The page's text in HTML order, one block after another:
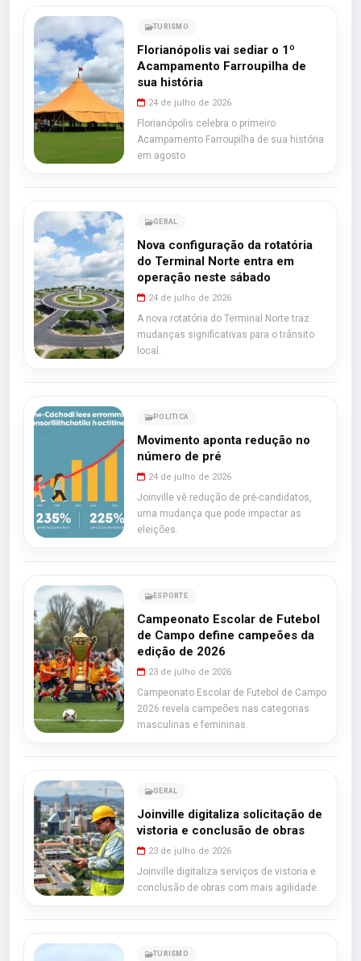
TURISMO
Florianópolis vai sediar o 1º
Acampamento Farroupilha de
sua história
24 de julho de 2026
Florianópolis celebra o primeiro
Acampamento Farroupilha de sua história
em agosto.
GERAL
Nova configuração da rotatória
do Terminal Norte entra em
operação neste sábado
24 de julho de 2026
A nova rotatória do Terminal Norte traz
mudanças significativas para o trânsito
local.
POLITICA
Movimento aponta redução no
número de pré
24 de julho de 2026
Joinville vê redução de pré-candidatos,
uma mudança que pode impactar as
eleições.
ESPORTE
Campeonato Escolar de Futebol
de Campo define campeões da
edição de 2026
23 de julho de 2026
Campeonato Escolar de Futebol de Campo
2026 revela campeões nas categorias
masculinas e femininas.
GERAL
Joinville digitaliza solicitação de
vistoria e conclusão de obras
23 de julho de 2026
Joinville digitaliza serviços de vistoria e
conclusão de obras com mais agilidade.
TURISMO